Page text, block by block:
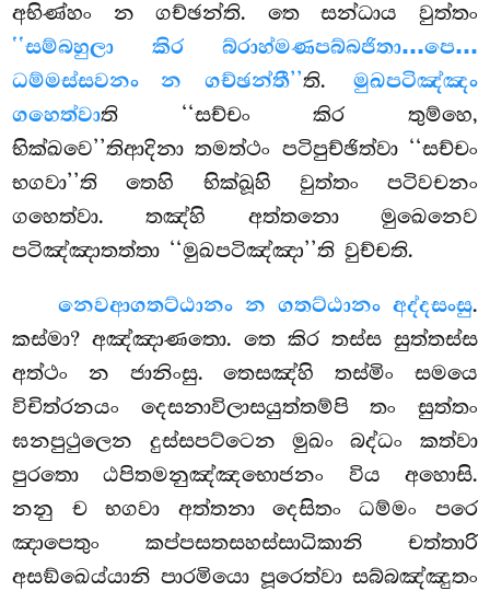
අභිණ්හං න ගච්ඡන්ති. තෙ සන්ධාය වුත්තං
‘‘සම්බහුලා කිර බ්රාහ්මණපබ්බජිතා…පෙ…
ධම්මස්සවනං න ගච්ඡන්තී’’ති. මුඛපටිඤ්ඤං
ගහෙත්වාති ‘‘සච්චං කිර තුම්හෙ,
භික්ඛවෙ’’තිආදිනා තමත්ථං පටිපුච්ඡිත්වා ‘‘සච්චං
භගවා’’ති තෙහි භික්ඛූහි වුත්තං පටිවචනං
ගහෙත්වා. තඤ්හි අත්තනො මුඛෙනෙව
පටිඤ්ඤාතත්තා ‘‘මුඛපටිඤ්ඤා’’ති වුච්චති.
නෙවආගතට්ඨානං න ගතට්ඨානං අද්දසංසු.
කස්මා? අඤ්ඤාණතො. තෙ කිර තස්ස සුත්තස්ස
අත්ථං න ජානිංසු. තෙසඤ්හි තස්මිං සමයෙ
විචිත්රනයං දෙසනාවිලාසයුත්තම්පි තං සුත්තං
ඝනපුථුලෙන දුස්සපට්ටෙන මුඛං බද්ධං කත්වා
පුරතො ඨපිතමනුඤ්ඤභොජනං විය අහොසි.
නනු ච භගවා අත්තනා දෙසිතං ධම්මං පරෙ
ඤාපෙතුං කප්පසතසහස්සාධිකානි චත්තාරි
අසඞ්ඛෙය්යානි පාරමියො පූරෙත්වා සබ්බඤ්ඤුතං